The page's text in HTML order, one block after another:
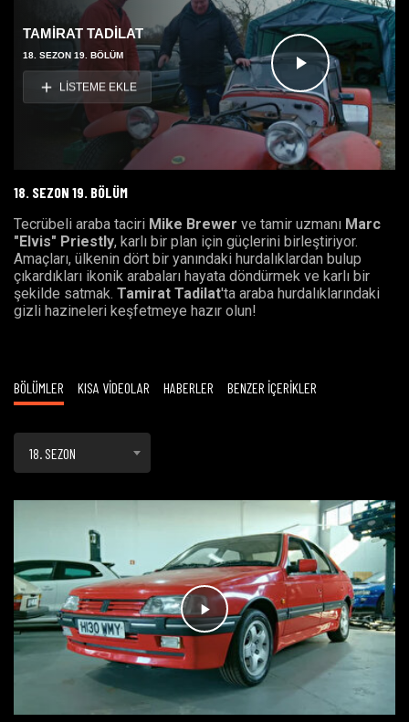
Videoyu
Oynat
TAMİRAT TADİLAT
18. SEZON 19. BÖLÜM
LİSTEME EKLE
18. SEZON 19. BÖLÜM
Tecrübeli araba taciri Mike Brewer ve tamir uzmanı Marc
"Elvis" Priestly, karlı bir plan için güçlerini birleştiriyor.
Amaçları, ülkenin dört bir yanındaki hurdalıklardan bulup
çıkardıkları ikonik arabaları hayata döndürmek ve karlı bir
şekilde satmak. Tamirat Tadilat'ta araba hurdalıklarındaki
gizli hazineleri keşfetmeye hazır olun!
BÖLÜMLER KISA VİDEOLAR HABERLER BENZER İÇERİKLER
18. SEZON